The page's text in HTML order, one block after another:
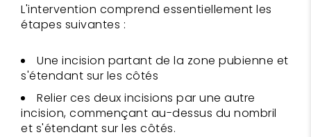
L'intervention comprend essentiellement les
étapes suivantes :
Une incision partant de la zone pubienne et
s'étendant sur les côtés
Relier ces deux incisions par une autre
incision, commençant au-dessus du nombril
et s'étendant sur les côtés.